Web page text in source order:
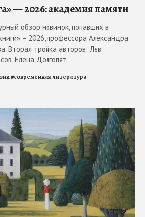
— 2026: академия памяти
обзор новинок, попавших в
– 2026, профессора Александра
Вторая тройка авторов: Лев
Елена Долгопят
#современная литература